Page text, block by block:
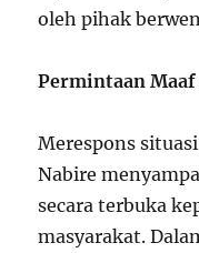
oleh pihak
Permintaan
Merespons
Nabire
secara terbuka
masyarakat.